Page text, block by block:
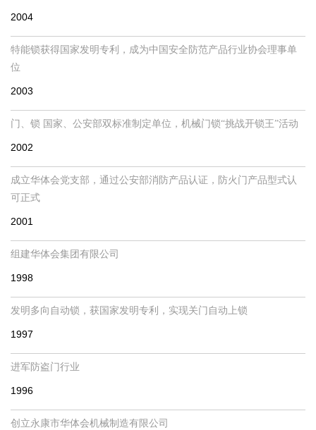
2004
特能锁获得国家发明专利，成为中国安全防范产品行业协会理事单
位
2003
门、锁 国家、公安部双标准制定单位，机械门锁“挑战开锁王”活动
2002
成立华体会党支部，通过公安部消防产品认证，防火门产品型式认
可正式
2001
组建华体会集团有限公司
1998
发明多向自动锁，获国家发明专利，实现关门自动上锁
1997
进军防盗门行业
1996
创立永康市华体会机械制造有限公司